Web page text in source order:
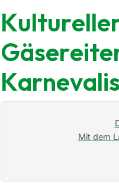
Mit dem